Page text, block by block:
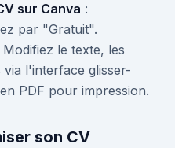
sur Canva :
par "Gratuit".
le texte, les
l'interface glisser-
PDF pour impression.
son CV